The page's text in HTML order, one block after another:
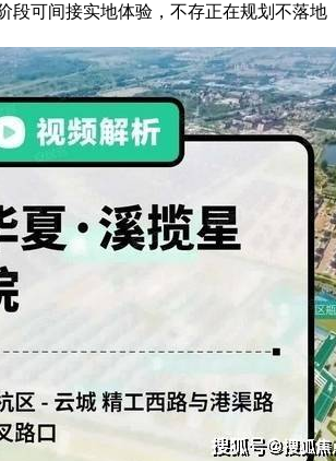
段可间接实地体验，不存正在规划不落地